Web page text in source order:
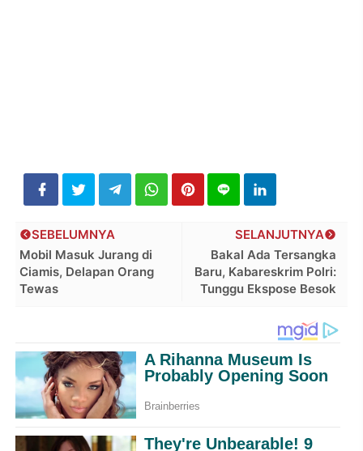
SELANJUTNYA
Bakal Ada Tersangka
Baru, Kabareskrim Polri:
Tunggu Ekspose Besok
SEBELUMNYA
Mobil Masuk Jurang di
Ciamis, Delapan Orang
Tewas